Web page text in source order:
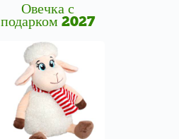
Овечка с
подарком 2027